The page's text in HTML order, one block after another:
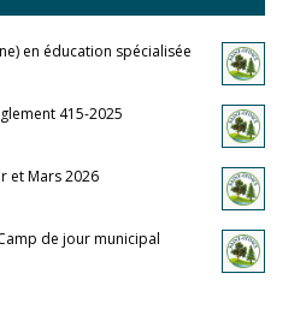
en éducation spécialisée
415-2025
et Mars 2026
de jour municipal